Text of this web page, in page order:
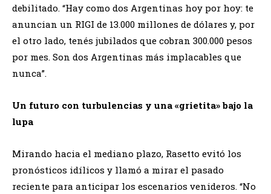
debilitado. “Hay como dos Argentinas hoy por hoy: te
anuncian un RIGI de 13.000 millones de dólares y, por
el otro lado, tenés jubilados que cobran 300.000 pesos
por mes. Son dos Argentinas más implacables que
nunca”.
​Un futuro con turbulencias y una «grietita» bajo la
lupa
​Mirando hacia el mediano plazo, Rasetto evitó los
pronósticos idílicos y llamó a mirar el pasado
reciente para anticipar los escenarios venideros. “No